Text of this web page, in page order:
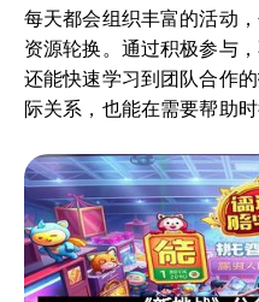
每天都会组织丰富的活动
资源轮换。通过积极参与
还能快速学习到团队合作
际关系，也能在需要帮助